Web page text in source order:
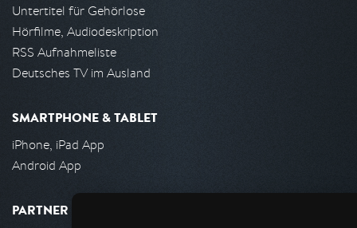
Untertitel für Gehörlose
Hörfilme, Audiodeskription
RSS Aufnahmeliste
Deutsches TV im Ausland
SMARTPHONE & TABLET
iPhone, iPad App
Android App
PARTNER